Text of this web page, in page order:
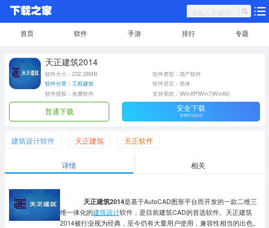
首页 软件 手游 排行 专题
天正建筑2014
软件大小：232.28MB
软件类型：国产软件
软件分类：工程建筑
软件语言：简体
软件授权：免费软件
支持系统：|WinXP|Win7|WinAll|
普通下载 安全下载
需360手机助手
建筑设计软件 天正建筑 天正软件
详情 相关
天正建筑2014是基于AutoCAD图形平台而开发的一款二维三
维一体化的建筑设计软件，是目前建筑CAD的首选软件。 天正建筑
2014被行业视为经典，至今仍有大量用户使用，兼容性相当的出色。